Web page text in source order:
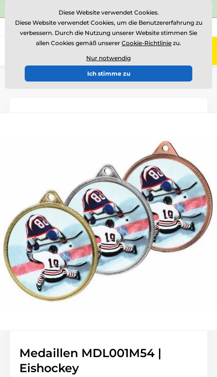
⭐Siehe 504 verifizierte Bewertungen auf
Rufen Sie uns an (Mo-Fr 15-18) +43 676 361 37 22
0
Einführung
Medaillen aus Metall
Medaillen MDL001M54 |
Eishockey
Diese Website verwendet Cookies.
Diese Website verwendet Cookies, um die Benutzererfahrung zu
verbessern. Durch die Nutzung unserer Website stimmen Sie
allen Cookies gemäß unserer Cookie-Richtlinie zu.
Nur notwendig
Ich stimme zu